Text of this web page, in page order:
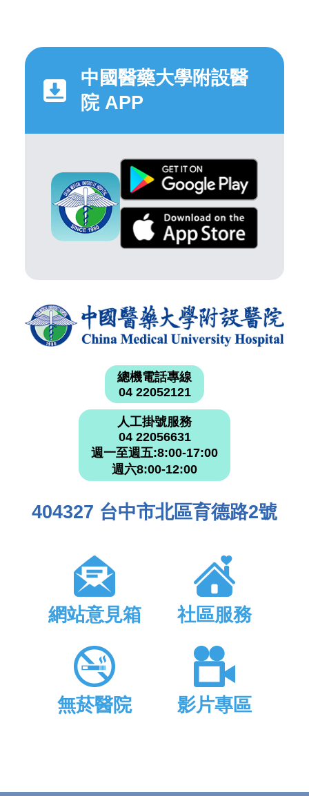
中國醫藥大學附設醫
院 APP
總機電話專線
04 22052121
人工掛號服務
04 22056631
週一至週五:8:00-17:00
週六8:00-12:00
404327 台中市北區育德路2號
網站意見箱 社區服務
無菸醫院 影片專區